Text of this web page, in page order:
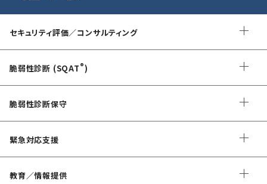
セキュリティ評価／コンサルティング
情報セキュリティ・アドバイザリ
AIサービス提供者・利用者向け
サイバーセキュリティ対策支援
脆弱性診断 (SQAT®)
Webアプリケーション・API脆弱性診断
ネットワーク脆弱性診断
IoTセキュリティ診断
脆弱性診断保守
デイリー自動脆弱性診断
WEBサイトコンテンツ改ざん検知
緊急対応支援
デジタルフォレンジック
教育／情報提供